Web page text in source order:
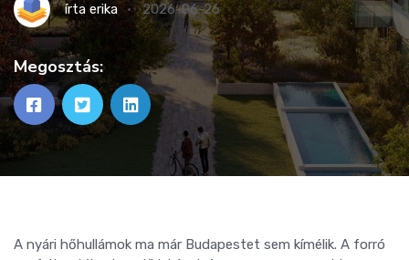
írta erika 2026-06-26
Megosztás:
A nyári hőhullámok ma már Budapestet sem kímélik. A forró